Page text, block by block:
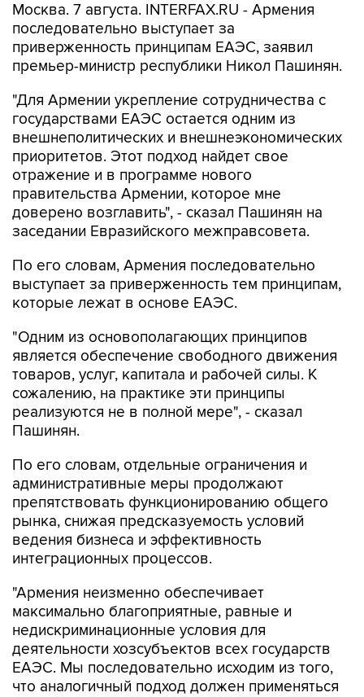
Москва. 7 августа. INTERFAX.RU - Армения
последовательно выступает за
приверженность принципам ЕАЭС, заявил
премьер-министр республики Никол Пашинян.
"Для Армении укрепление сотрудничества с
государствами ЕАЭС остается одним из
внешнеполитических и внешнеэкономических
приоритетов. Этот подход найдет свое
отражение и в программе нового
правительства Армении, которое мне
доверено возглавить", - сказал Пашинян на
заседании Евразийского межправсовета.
По его словам, Армения последовательно
выступает за приверженность тем принципам,
которые лежат в основе ЕАЭС.
"Одним из основополагающих принципов
является обеспечение свободного движения
товаров, услуг, капитала и рабочей силы. К
сожалению, на практике эти принципы
реализуются не в полной мере", - сказал
Пашинян.
По его словам, отдельные ограничения и
административные меры продолжают
препятствовать функционированию общего
рынка, снижая предсказуемость условий
ведения бизнеса и эффективность
интеграционных процессов.
"Армения неизменно обеспечивает
максимально благоприятные, равные и
недискриминационные условия для
деятельности хозсубъектов всех государств
ЕАЭС. Мы последовательно исходим из того,
что аналогичный подход должен применяться